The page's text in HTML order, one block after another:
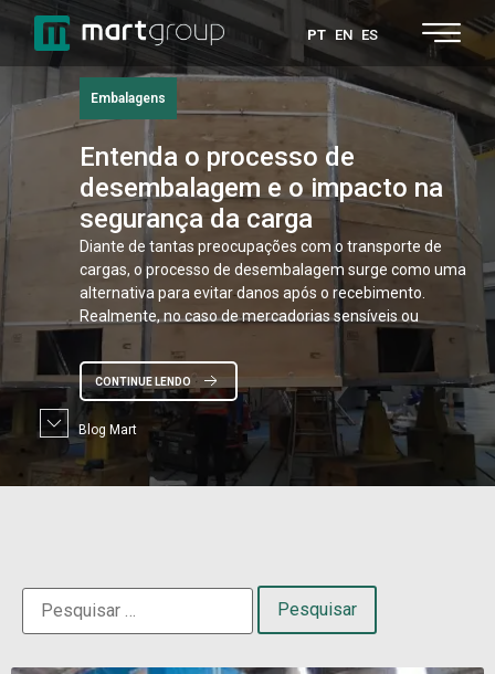
PT EN ES
Embalagens
Entendao processo de
desembalagem e o impacto na
segurança da carga
Diante de tantas preocupações com o transporte de
cargas, o processo de desembalagem surge como uma
alternativa para evitar danos após o recebimento.
Realmente, no caso de mercadorias sensíveis ou
CONTINUE LENDO
Blog Mart